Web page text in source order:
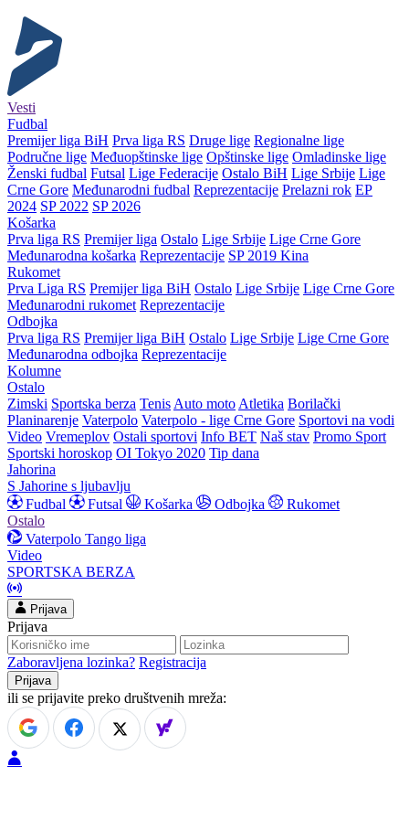
Vesti
Fudbal
Premijer liga BiH Prva liga RS Druge lige Regionalne lige
Područne lige Međuopštinske lige Opštinske lige Omladinske lige
Ženski fudbal Futsal Lige Federacije Ostalo BiH Lige Srbije Lige
Crne Gore Međunarodni fudbal Reprezentacije Prelazni rok EP
2024 SP 2022 SP 2026
Košarka
Prva liga RS Premijer liga Ostalo Lige Srbije Lige Crne Gore
Međunarodna košarka Reprezentacije SP 2019 Kina
Rukomet
Prva Liga RS Premijer liga BiH Ostalo Lige Srbije Lige Crne Gore
Međunarodni rukomet Reprezentacije
Odbojka
Prva liga RS Premijer liga BiH Ostalo Lige Srbije Lige Crne Gore
Međunarodna odbojka Reprezentacije
Kolumne
Ostalo
Zimski Sportska berza Tenis Auto moto Atletika Borilački
Planinarenje Vaterpolo Vaterpolo - lige Crne Gore Sportovi na vodi
Video Vremeplov Ostali sportovi Info BET Naš stav Promo Sport
Sportski horoskop OI Tokyo 2020 Tip dana
Jahorina
S Jahorine s ljubavlju
Fudbal
Futsal Košarka Odbojka
Rukomet
Ostalo
Vaterpolo Tango liga
Video
SPORTSKA BERZA
Prijava
Prijava
Zaboravljena lozinka? Registracija
ili se prijavite preko društvenih mreža: